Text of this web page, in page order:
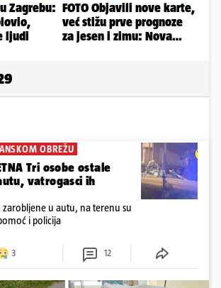
OBREŽU
Tri osobe ostale
vatrogasci ih
zarobljene u autu, na terenu su
i policija
3 12